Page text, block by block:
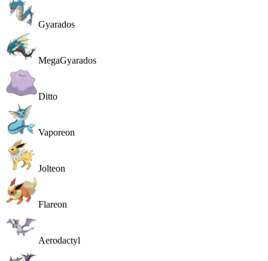
Gyarados
MegaGyarados
Ditto
Vaporeon
Jolteon
Flareon
Aerodactyl